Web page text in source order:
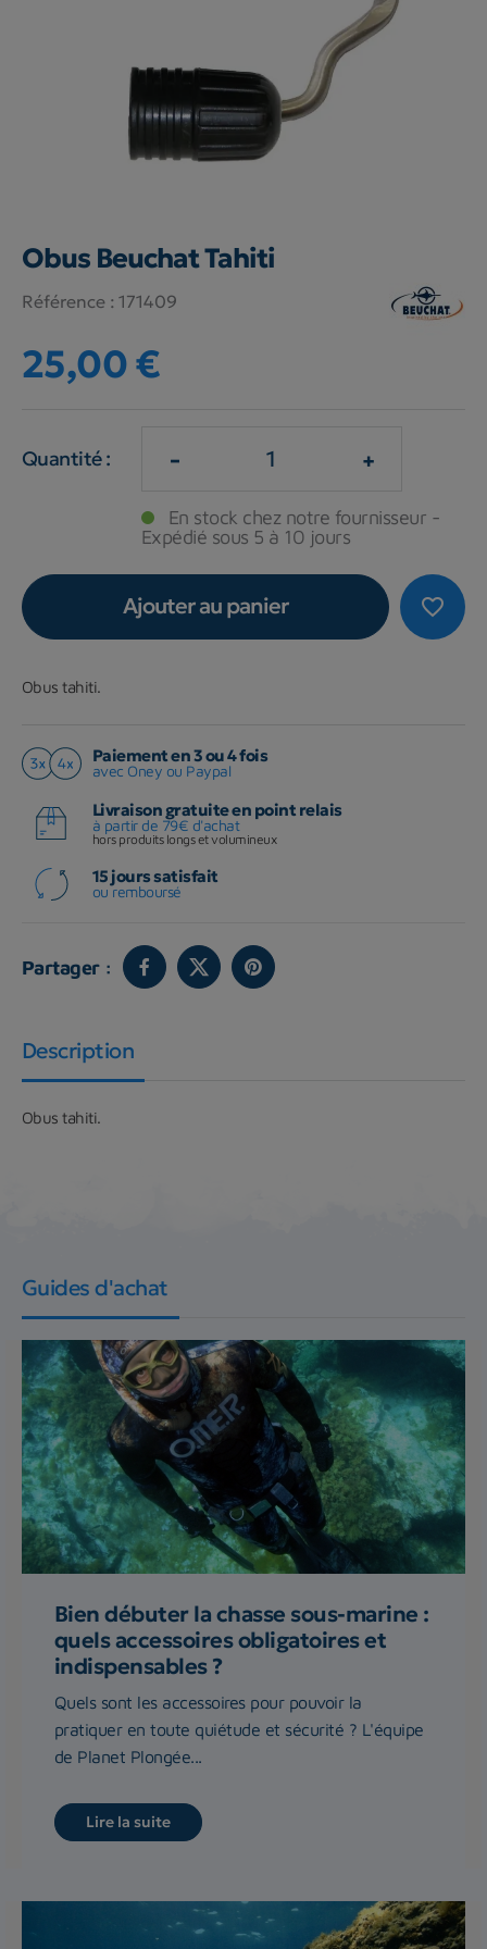
Obus Beuchat Tahiti
Référence : 171409
25,00 €
Quantité : - +
En stock chez notre fournisseur -
Expédié sous 5 à 10 jours
favorite_border
Ajouter au panier
Obus tahiti.
Paiement en 3 ou 4 fois
avec Oney ou Paypal
Livraison gratuite en point relais
à partir de 79€ d'achat
hors produits longs et volumineux
15 jours satisfait
ou remboursé
Partager :
Description
Obus tahiti.
Guides d'achat
Bien débuter la chasse sous-marine :
quels accessoires obligatoires et
indispensables ?
Quels sont les accessoires pour pouvoir la
pratiquer en toute quiétude et sécurité ? L'équipe
de Planet Plongée...
Lire la suite